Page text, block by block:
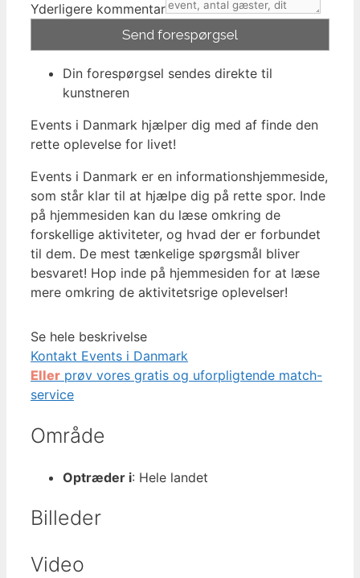
Yderligere kommentar
Din forespørgsel sendes direkte til
kunstneren
Events i Danmark hjælper dig med af finde den
rette oplevelse for livet!
Events i Danmark er en informationshjemmeside,
som står klar til at hjælpe dig på rette spor. Inde
på hjemmesiden kan du læse omkring de
forskellige aktiviteter, og hvad der er forbundet
til dem. De mest tænkelige spørgsmål bliver
besvaret! Hop inde på hjemmesiden for at læse
mere omkring de aktivitetsrige oplevelser!
Se hele beskrivelse
Kontakt Events i Danmark
Eller prøv vores gratis og uforpligtende match-
service
Område
Optræder i: Hele landet
Billeder
Video